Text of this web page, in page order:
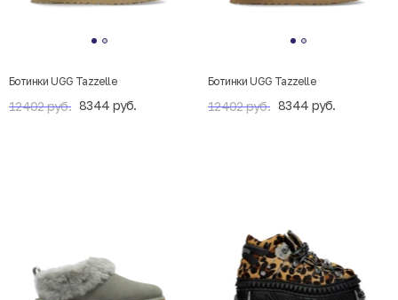
Ботинки UGG Tazzelle
12402 руб. 8344 руб.
Ботинки UGG Tazzelle
12402 руб. 8344 руб.